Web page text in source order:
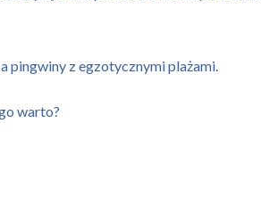
pingwiny z egzotycznymi plażami.
warto?